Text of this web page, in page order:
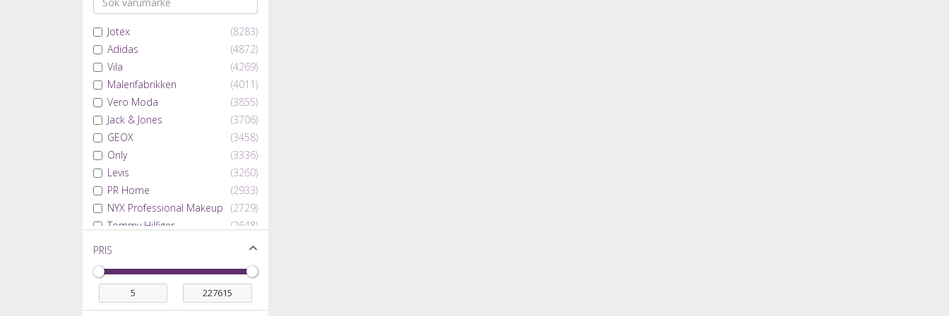
Jotex
(8283)
Adidas
(4872)
Vila
(4269)
Malerifabrikken
(4011)
Vero Moda
(3855)
Jack & Jones
(3706)
GEOX
(3458)
Only
(3336)
Levis
(3260)
PR Home
(2933)
NYX Professional Makeup
(2729)
Tommy Hilfiger
(2648)
Skechers
(2621)
Lancôme
(2309)
(2264)
Pris